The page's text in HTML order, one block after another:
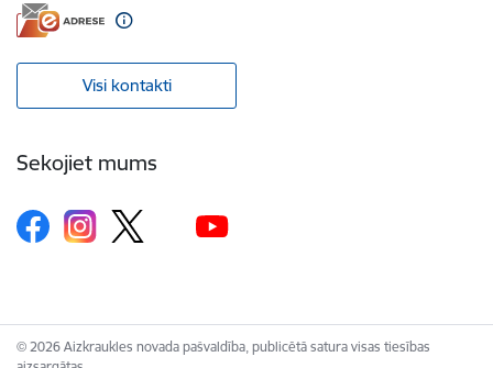
Visi kontakti
Sekojiet mums
© 2026 Aizkraukles novada pašvaldība, publicētā satura visas tiesības